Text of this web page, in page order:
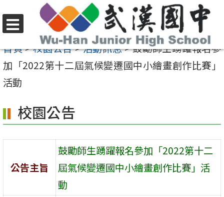
至
要
內
區
選
單
首頁>校園公告>活動訊息>鼓勵師生踴躍報名參
加「2022第十二屆氣候變遷國中小繪畫創作比賽」
活動
校園公告
公告主旨
鼓勵師生踴躍報名參加「2022第十二
屆氣候變遷國中小繪畫創作比賽」活
動